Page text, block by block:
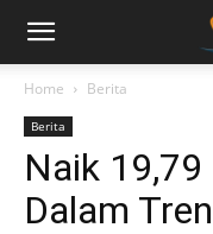
Home Berita
Berita
Naik 19,79
Dalam